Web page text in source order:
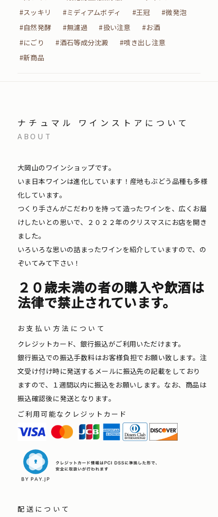
#スッキリ
#ミディアムボディ #王冠
#微発泡
#自然発酵
#無濾過 #扱い注意
#お酒
#にごり
#酒石等成分沈澱
#噴き出し注意
#新商品
ナチュマル ワインストアについて
ABOUT
大岡山のワインショップです。
いま日本ワインは進化しています！産地もぶどう品種も多様
化しています。
つくり手さんがこだわりを持って造ったワインを、広くお届
けしたいとの思いで、２０２２年のクリスマスにお店を開き
ました。
いろいろな思いの詰まったワインを紹介していますので、の
ぞいてみて下さい！
２０歳未満の者の購入や飲酒は
法律で禁止されています。
お支払い方法について
クレジットカード、銀行振込がご利用いただけます。
銀行振込での振込手数料はお客様負担でお願い致します。注
文受け付け時に発送するメールに振込先の記載をしており
ますので、１週間以内に振込をお願いします。なお、商品は
振込確認後に発送となります。
ご利用可能なクレジットカード
配送について